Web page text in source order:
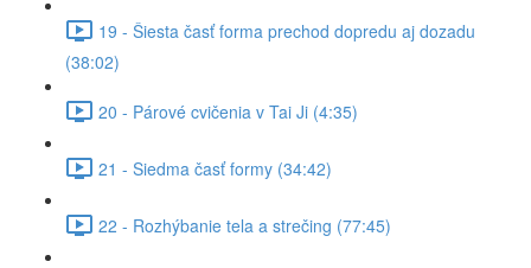
19 - Šiesta časť forma prechod dopredu aj dozadu
(38:02)
20 - Párové cvičenia v Tai Ji (4:35)
21 - Siedma časť formy (34:42)
22 - Rozhýbanie tela a strečing (77:45)